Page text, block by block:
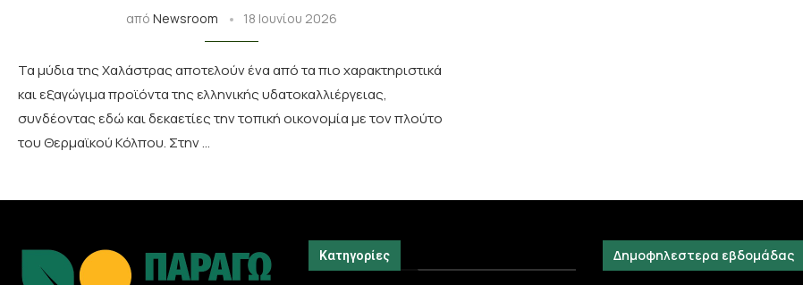
από Newsroom 18 Ιουνίου 2026
Τα μύδια της Χαλάστρας αποτελούν ένα από τα πιο χαρακτηριστικά
και εξαγώγιμα προϊόντα της ελληνικής υδατοκαλλιέργειας,
συνδέοντας εδώ και δεκαετίες την τοπική οικονομία με τον πλούτο
του Θερμαϊκού Κόλπου. Στην …
Κατηγορίες Δημοφηλεστερα εβδομάδας